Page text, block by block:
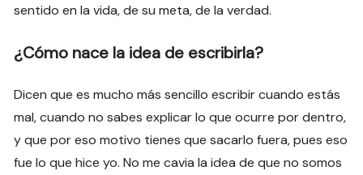
sentido en la vida, de su meta, de la verdad.
¿Cómo nace la idea de escribirla?
Dicen que es mucho más sencillo escribir cuando estás
mal, cuando no sabes explicar lo que ocurre por dentro,
y que por eso motivo tienes que sacarlo fuera, pues eso
fue lo que hice yo. No me cavia la idea de que no somos